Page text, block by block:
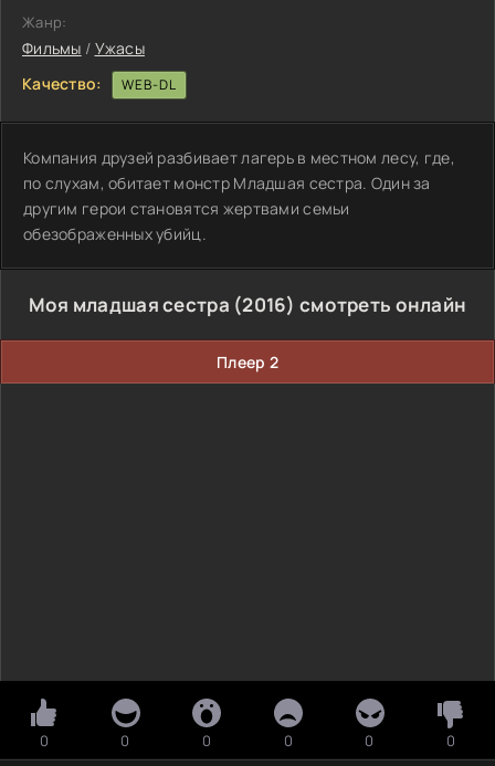
Жанр:
Фильмы / Ужасы
Качество:
WEB-DL
Компания друзей разбивает лагерь в местном лесу, где,
по слухам, обитает монстр Младшая сестра. Один за
другим герои становятся жертвами семьи
обезображенных убийц.
Моя младшая сестра (2016) смотреть онлайн
Плеер 2
0 0 0 0 0 0